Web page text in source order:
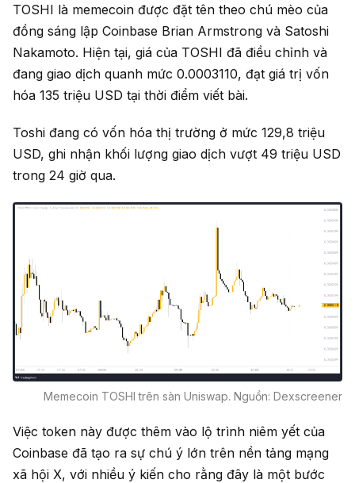
TOSHI là memecoin được đặt tên theo chú mèo của
đồng sáng lập Coinbase Brian Armstrong và Satoshi
Nakamoto. Hiện tại, giá của TOSHI đã điều chỉnh và
đang giao dịch quanh mức 0.0003110, đạt giá trị vốn
hóa 135 triệu USD tại thời điểm viết bài.
Toshi đang có vốn hóa thị trường ở mức 129,8 triệu
USD, ghi nhận khối lượng giao dịch vượt 49 triệu USD
trong 24 giờ qua.
Memecoin TOSHI trên sàn Uniswap. Nguồn: Dexscreener
Việc token này được thêm vào lộ trình niêm yết của
Coinbase đã tạo ra sự chú ý lớn trên nền tảng mạng
xã hội X, với nhiều ý kiến cho rằng đây là một bước